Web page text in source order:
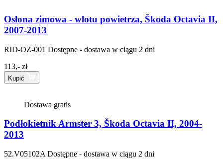
Osłona zimowa - wlotu powietrza, Škoda Octavia II,
2007-2013
RID-OZ-001 Dostępne - dostawa w ciągu 2 dni
113,- zł
Kupić
Dostawa gratis
Podłokietnik Armster 3, Škoda Octavia II, 2004-
2013
52.V05102A Dostępne - dostawa w ciągu 2 dni